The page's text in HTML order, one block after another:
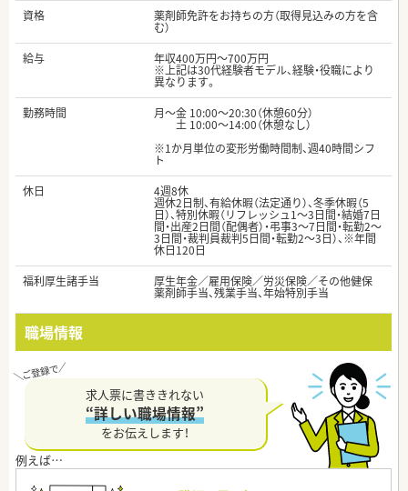
資格
薬剤師免許をお持ちの方（取得見込みの方を含
む）
給与
年収400万円～700万円
※上記は30代経験者モデル、経験・役職により
異なります。
勤務時間
月～金 10:00～20:30（休憩60分）
土 10:00～14:00（休憩なし）
※1か月単位の変形労働時間制、週40時間シフ
ト
休日
4週8休
週休2日制、有給休暇（法定通り）、冬季休暇（5
日）、特別休暇（リフレッシュ1～3日間・結婚7日
間・出産2日間（配偶者）・弔事3～7日間・転勤2～
3日間・裁判員裁判5日間・転勤2～3日）、※年間
休日120日
福利厚生諸手当
厚生年金／雇用保険／労災保険／その他健保
薬剤師手当、残業手当、年始特別手当
職場情報
求人票に書ききれない
“詳しい職場情報”
をお伝えします！